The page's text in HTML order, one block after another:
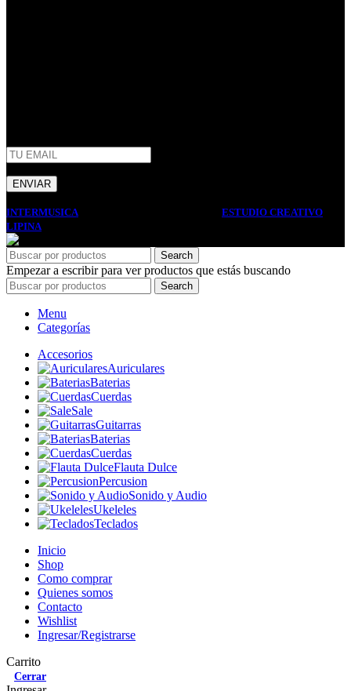
INTERMUSICA
ESTUDIO CREATIVO
LIPINA. PREMIUM E-COMMERCE SOLUTIONS.
Search
Empezar a escribir para ver productos que estás buscando
Search
Menu
Categorías
Accesorios
Auriculares
Baterias
Cuerdas
Sale
Guitarras
Baterias
Cuerdas
Flauta Dulce
Percusion
Sonido y Audio
Ukeleles
Teclados
Inicio
Shop
Como comprar
Quienes somos
Contacto
Wishlist
Ingresar/Registrarse
Carrito
Cerrar